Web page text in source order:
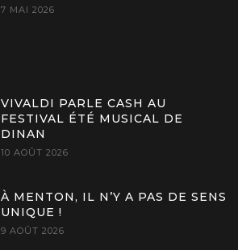
7 MAI 2026
VIVALDI PARLE CASH AU
FESTIVAL ÉTÉ MUSICAL DE
DINAN
10 AOÛT 2026
À MENTON, IL N’Y A PAS DE SENS
UNIQUE !
9 AOÛT 2026